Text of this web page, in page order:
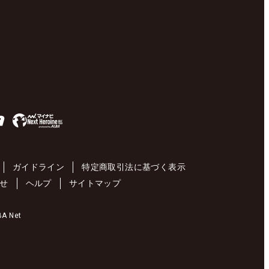
ガイドライン
特定商取引法に基づく表示
ヘルプ サイトマップ
Net